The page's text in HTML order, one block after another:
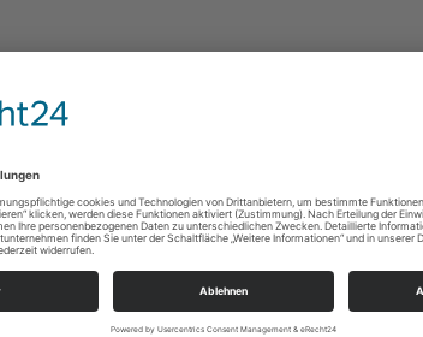
Leuben
01257 Dresden
https://landing.churchdesk.com/de/e/
Konzerte/Theater/Musik